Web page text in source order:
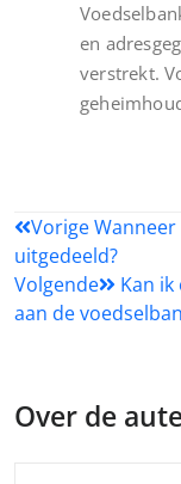
en
verstrekt.
Bericht
navigatie
Vorige
uitgedeeld?
Volgende
Kan
aan de
Over de